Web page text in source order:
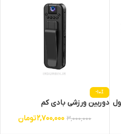
-10%
دوربین ورزشی بادی کم
3,000,000
2,700,000تومان